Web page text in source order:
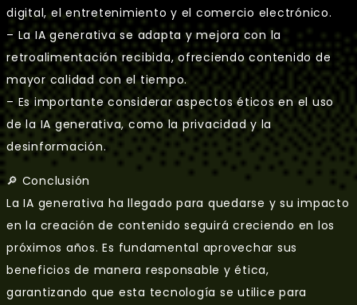
digital, el entretenimiento y el comercio electrónico.
– La IA generativa se adapta y mejora con la
retroalimentación recibida, ofreciendo contenido de
mayor calidad con el tiempo.
– Es importante considerar aspectos éticos en el uso
de la IA generativa, como la privacidad y la
desinformación.
🔎 Conclusión
La IA generativa ha llegado para quedarse y su impacto
en la creación de contenido seguirá creciendo en los
próximos años. Es fundamental aprovechar sus
beneficios de manera responsable y ética,
garantizando que esta tecnología se utilice para